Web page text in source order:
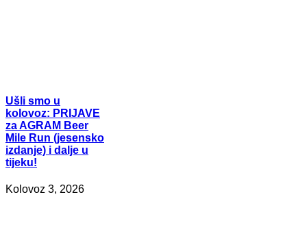
Ušli smo u
kolovoz: PRIJAVE
za AGRAM Beer
Mile Run (jesensko
izdanje) i dalje u
tijeku!
Kolovoz 3, 2026